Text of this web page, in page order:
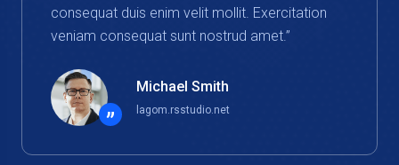
consequat duis enim velit mollit. Exercitation
veniam consequat sunt nostrud amet.”
”
Michael Smith
lagom.rsstudio.net